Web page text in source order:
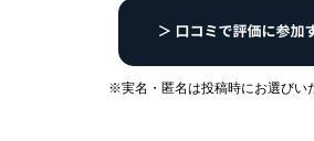
※実名・匿名は投稿時にお選びい